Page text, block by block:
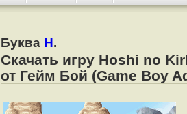
Буква H.
Скачать игру Hoshi no
от Гейм Бой (Game Boy